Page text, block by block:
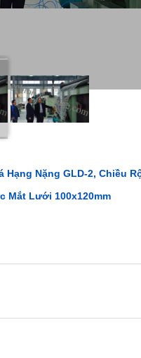
Hạng Nặng GLD-2, Chiều
Mắt Lưới 100x120mm